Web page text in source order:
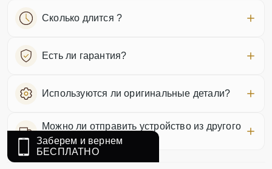
Сколько длится ?
Есть ли гарантия?
Используются ли оригинальные детали?
Можно ли отправить устройство из другого
города?
Заберем и вернем
БЕСПЛАТНО